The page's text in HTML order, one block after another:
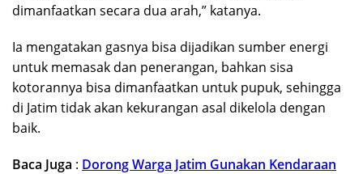
dimanfaatkan secara dua arah,” katanya.
Ia mengatakan gasnya bisa dijadikan sumber energi
untuk memasak dan penerangan, bahkan sisa
kotorannya bisa dimanfaatkan untuk pupuk, sehingga
di Jatim tidak akan kekurangan asal dikelola dengan
baik.
Baca Juga : Dorong Warga Jatim Gunakan Kendaraan